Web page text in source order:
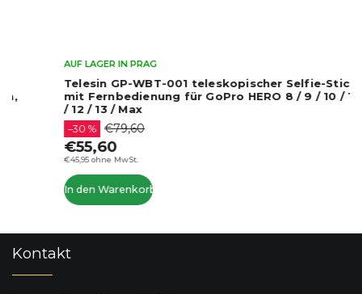
Telesin GP-WBT-001 teleskopischer Selfie-Stick
mit Fernbedienung für GoPro HERO 8 / 9 / 10 / 11
/ 12 / 13 / Max
AUF LAGER IN PRAG
€45,95 ohne MwSt.
€79,60
€55,60
In den Warenkorb
Kontakt